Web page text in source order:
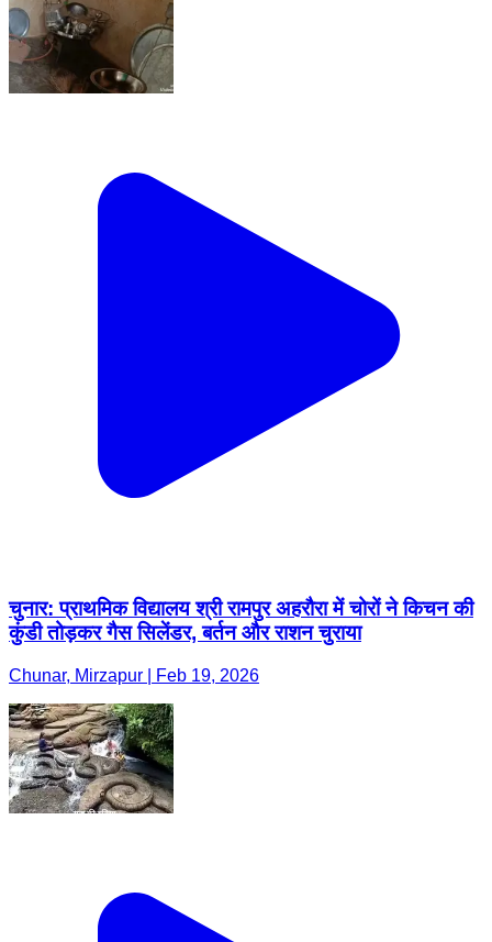
चुनार: प्राथमिक विद्यालय श्री रामपुर अहरौरा में चोरों ने किचन की
कुंडी तोड़कर गैस सिलेंडर, बर्तन और राशन चुराया
Chunar, Mirzapur | Feb 19, 2026